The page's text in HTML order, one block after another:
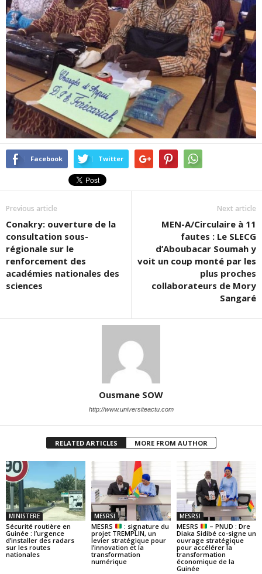
Facebook Twitter
Previous article
Conakry: ouverture de la
consultation sous-
régionale sur le
renforcement des
académies nationales des
sciences
Next article
MEN-A/Circulaire à 11
fautes : Le SLECG
d’Aboubacar Soumah y
voit un coup monté par les
plus proches
collaborateurs de Mory
Sangaré
Ousmane SOW
http://www.universiteactu.com
RELATED ARTICLES MORE FROM AUTHOR
MINISTERE
Sécurité routière en
Guinée : l’urgence
d’installer des radars
sur les routes
nationales
MESRSI
MESRS
: signature du
projet TREMPLIN, un
levier stratégique pour
l’innovation et la
transformation
numérique
MESRSI
MESRS
– PNUD : Dre
Diaka Sidibé co-signe un
ouvrage stratégique
pour accélérer la
transformation
économique de la
Guinée